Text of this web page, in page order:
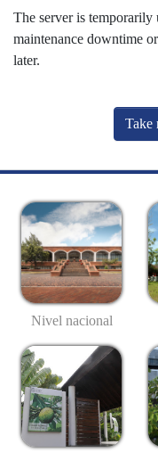
The server is temporarily
maintenance downtime
later.
Take
Nivel nacional